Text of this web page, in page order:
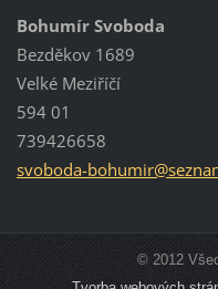
Bohumír Svoboda
Bezděkov 1689
Velké Meziříčí
594 01
739426658
svoboda-bohumir@
© 2012